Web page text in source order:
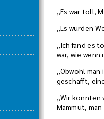
„Es war toll,
„Es wurden
„Ich fand es
war, wie
„Obwohl
geschafft,
„Wir konnten
Mammut,